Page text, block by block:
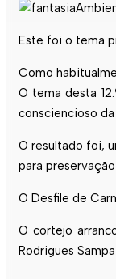
Este foi o tema
Como
O tema desta
consciencioso da
O resultado foi,
para
O Desfile de
O cortejo
Rodrigues